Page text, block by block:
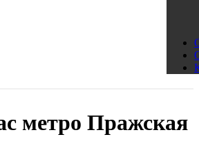
метро Пражская